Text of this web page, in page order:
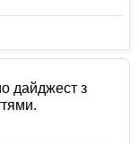
дайджест з